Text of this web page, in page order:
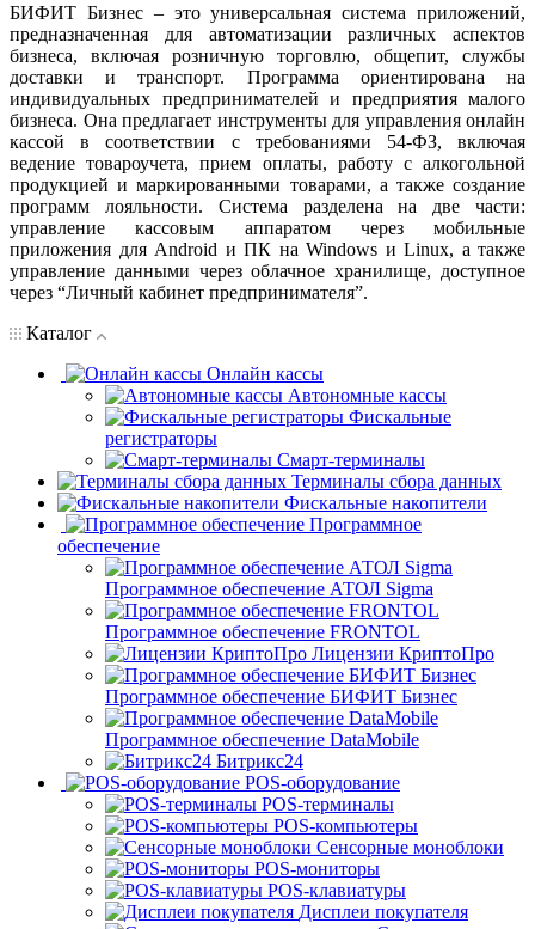
БИФИТ Бизнес – это универсальная система приложений,
предназначенная для автоматизации различных аспектов
бизнеса, включая розничную торговлю, общепит, службы
доставки и транспорт. Программа ориентирована на
индивидуальных предпринимателей и предприятия малого
бизнеса. Она предлагает инструменты для управления онлайн
кассой в соответствии с требованиями 54-ФЗ, включая
ведение товароучета, прием оплаты, работу с алкогольной
продукцией и маркированными товарами, а также создание
программ лояльности. Система разделена на две части:
управление кассовым аппаратом через мобильные
приложения для Android и ПК на Windows и Linux, а также
управление данными через облачное хранилище, доступное
через “Личный кабинет предпринимателя”.
Каталог
Онлайн кассы
Автономные кассы
Фискальные
регистраторы
Смарт-терминалы
Терминалы сбора данных
Фискальные накопители
Программное
обеспечение
Программное обеспечение АТОЛ Sigma
Программное обеспечение FRONTOL
Лицензии КриптоПро
Программное обеспечение БИФИТ Бизнес
Программное обеспечение DataMobile
Битрикс24
POS-оборудование
POS-терминалы
POS-компьютеры
Сенсорные моноблоки
POS-мониторы
POS-клавиатуры
Дисплеи покупателя